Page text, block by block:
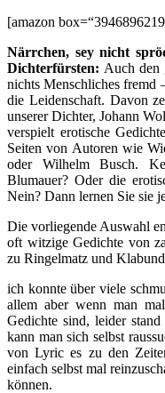
[amazon
Närrchen, sey nicht
Dichterfürsten: Auch den
nichts Menschliches fremd
die Leidenschaft. Davon
unserer Dichter, Johann
verspielt erotische
Seiten von Autoren wie
oder Wilhelm Busch.
Blumauer? Oder die
Nein? Dann lernen Sie sie
Die vorliegende Auswahl
oft witzige Gedichte von
zu Ringelmatz und
ich konnte über viele
allem aber wenn man
Gedichte sind, leider
kann man sich selbst
von Lyric es zu den
einfach selbst mal
können.